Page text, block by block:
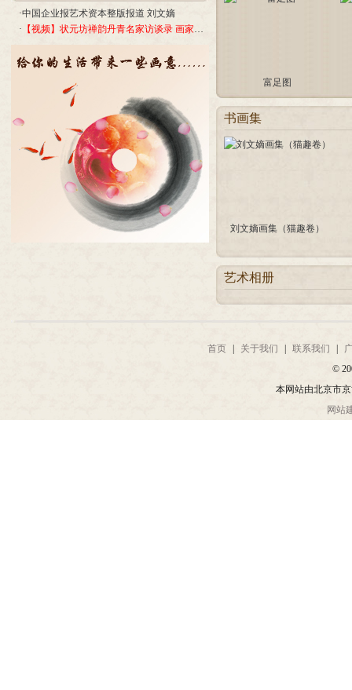
·中国企业报艺术资本整版报道 刘文嫡
· 【视频】状元坊禅韵丹青名家访谈录 画家刘文嫡
富足图
书画集
刘文嫡画集（猫趣卷）
艺术相册
首页 关于我们 联系我们
©
本网站由北京市
网站